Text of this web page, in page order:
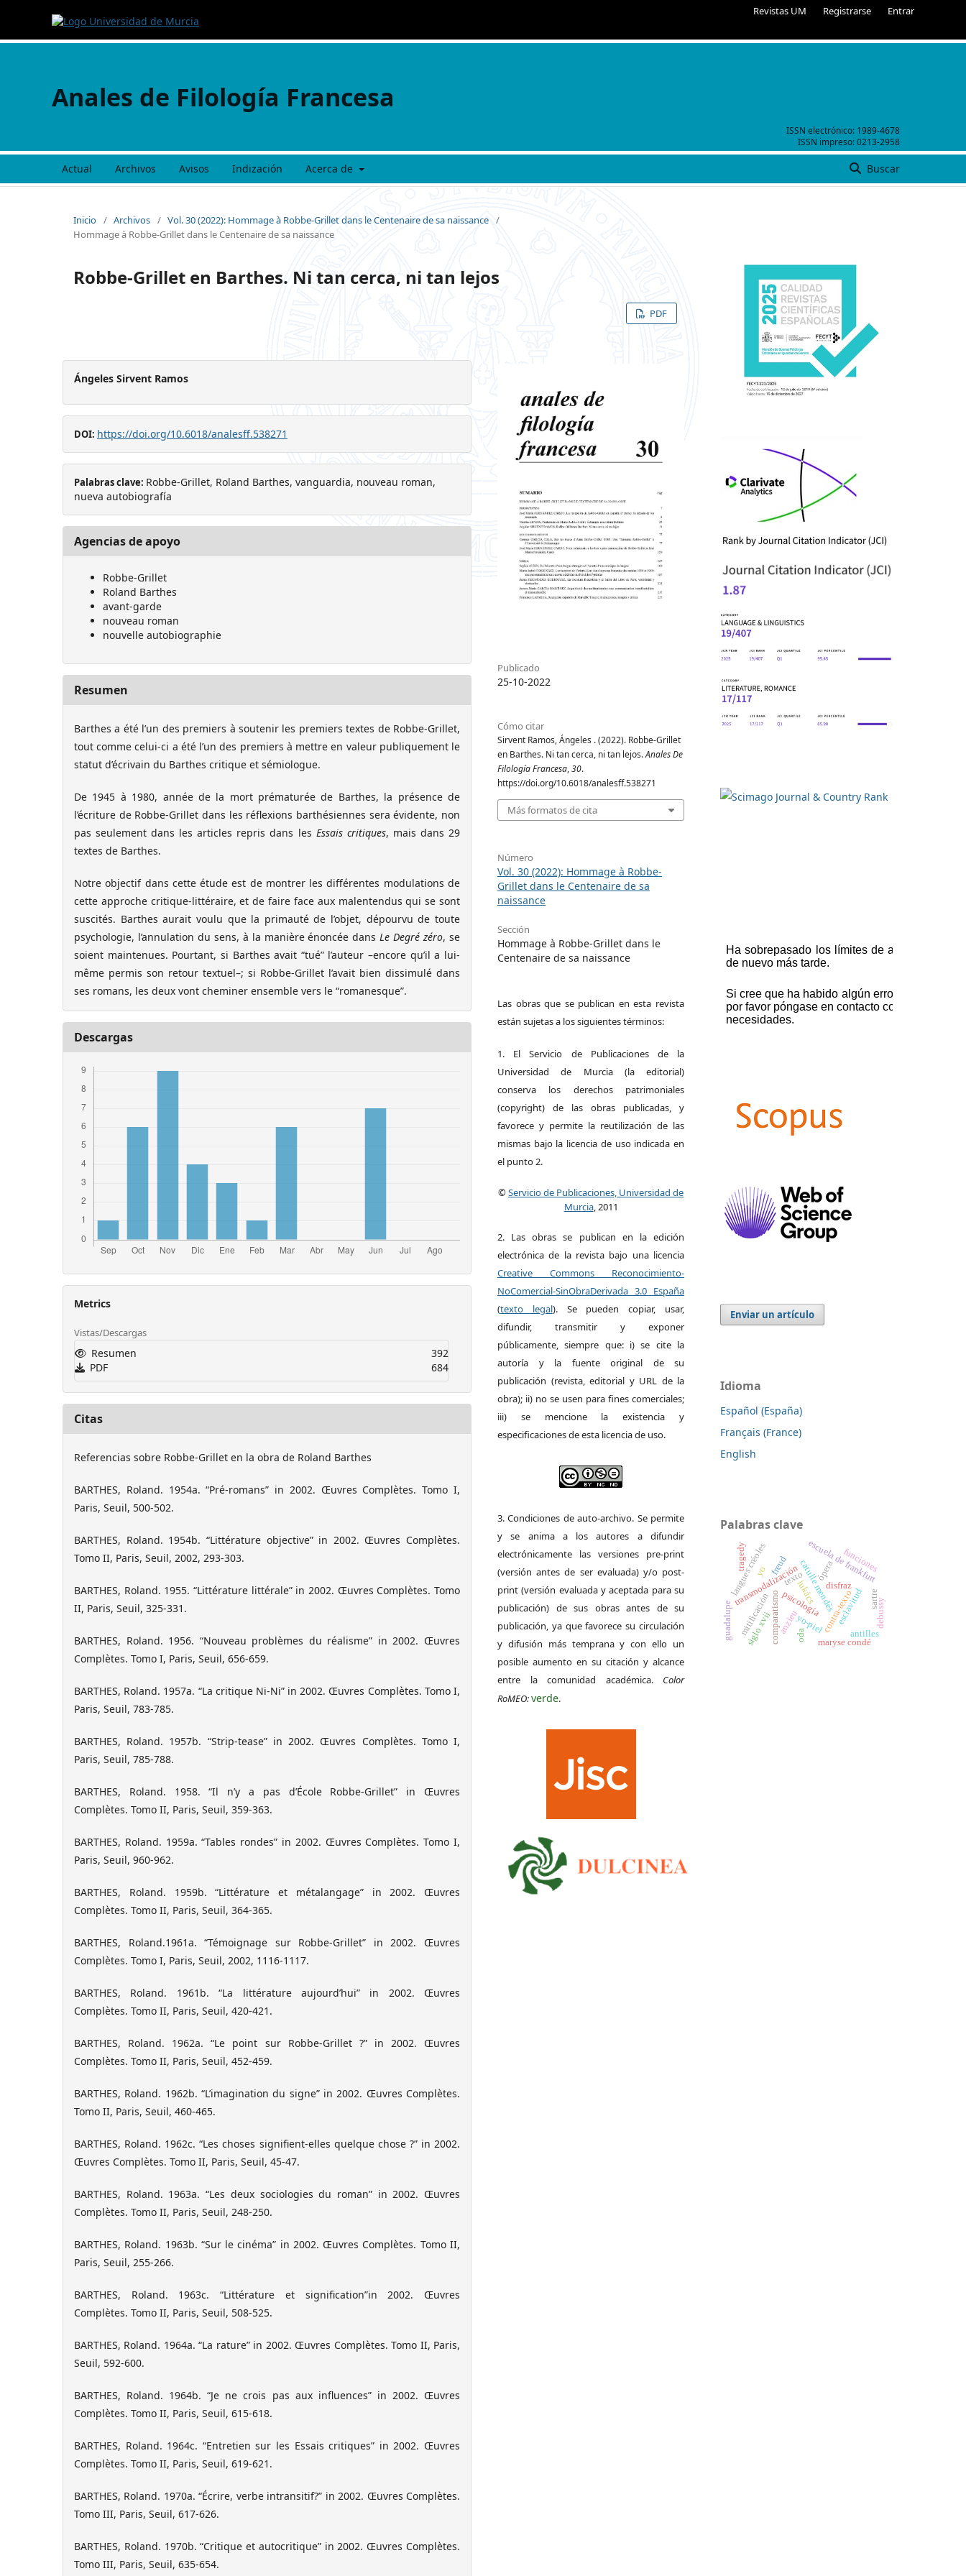
Revistas UM Registrarse Entrar
ISSN electrónico: 1989-4678
ISSN impreso:0213-2958
Anales de Filología Francesa
Actual Archivos Avisos Indización Acerca de Buscar
Inicio / Archivos / Vol. 30 (2022): Hommage à Robbe-Grillet dans le Centenaire de sa naissance /
Hommage à Robbe-Grillet dans le Centenaire de sa naissance
Robbe-Grillet en Barthes. Ni tan cerca, ni tan lejos
PDF
Ángeles Sirvent Ramos
DOI: https://doi.org/10.6018/analesff.538271
Palabras clave: Robbe-Grillet, Roland Barthes, vanguardia, nouveau roman,
nueva autobiografía
Agencias de apoyo
Robbe-Grillet
Roland Barthes
avant-garde
nouveau roman
nouvelle autobiographie
Resumen
Barthes a été l’un des premiers à soutenir les premiers textes de Robbe-Grillet,
tout comme celui-ci a été l’un des premiers à mettre en valeur publiquement le
statut d’écrivain du Barthes critique et sémiologue.
De 1945 à 1980, année de la mort prématurée de Barthes, la présence de
l’écriture de Robbe-Grillet dans les réflexions barthésiennes sera évidente, non
pas seulement dans les articles repris dans les Essais critiques, mais dans 29
textes de Barthes.
Notre objectif dans cette étude est de montrer les différentes modulations de
cette approche critique-littéraire, et de faire face aux malentendus qui se sont
suscités. Barthes aurait voulu que la primauté de l’objet, dépourvu de toute
psychologie, l’annulation du sens, à la manière énoncée dansLe Degré zéro, se
soient maintenues. Pourtant, si Barthes avait “tué” l’auteur –encore qu’il a lui-
même permis son retour textuel–; si Robbe-Grillet l’avait bien dissimulé dans
ses romans, les deux vont cheminer ensemble vers le “romanesque”.
Descargas
Metrics
Vistas/Descargas
Resumen
392
PDF
684
Citas
Referencias sobre Robbe-Grillet en la obra de Roland Barthes
BARTHES, Roland. 1954a. “Pré-romans” in 2002. Œuvres Complètes. Tomo I,
Paris, Seuil, 500-502.
BARTHES, Roland. 1954b. “Littérature objective” in 2002. Œuvres Complètes.
Tomo II, Paris, Seuil, 2002, 293-303.
BARTHES, Roland. 1955. “Littérature littérale” in 2002. Œuvres Complètes. Tomo
II, Paris, Seuil, 325-331.
BARTHES, Roland. 1956. “Nouveau problèmes du réalisme” in 2002. Œuvres
Complètes. Tomo I, Paris, Seuil, 656-659.
BARTHES, Roland. 1957a. “La critique Ni-Ni” in 2002. Œuvres Complètes. Tomo I,
Paris, Seuil, 783-785.
BARTHES, Roland. 1957b. “Strip-tease” in 2002. Œuvres Complètes. Tomo I,
Paris, Seuil, 785-788.
BARTHES, Roland. 1958. “Il n’y a pas d’École Robbe-Grillet” in Œuvres
Complètes. Tomo II, Paris, Seuil, 359-363.
BARTHES, Roland. 1959a. “Tables rondes” in 2002. Œuvres Complètes. Tomo I,
Paris, Seuil, 960-962.
BARTHES, Roland. 1959b. “Littérature et métalangage” in 2002. Œuvres
Complètes. Tomo II, Paris, Seuil, 364-365.
BARTHES, Roland.1961a. “Témoignage sur Robbe-Grillet” in 2002. Œuvres
Complètes. Tomo I, Paris, Seuil, 2002, 1116-1117.
BARTHES, Roland. 1961b. “La littérature aujourd’hui” in 2002. Œuvres
Complètes. Tomo II, Paris, Seuil, 420-421.
BARTHES, Roland. 1962a. “Le point sur Robbe-Grillet ?” in 2002. Œuvres
Complètes. Tomo II, Paris, Seuil, 452-459.
BARTHES, Roland. 1962b. “L’imagination du signe” in 2002. Œuvres Complètes.
Tomo II, Paris, Seuil, 460-465.
BARTHES, Roland. 1962c. “Les choses signifient-elles quelque chose ?” in 2002.
Œuvres Complètes. Tomo II, Paris, Seuil, 45-47.
BARTHES, Roland. 1963a. “Les deux sociologies du roman” in 2002. Œuvres
Complètes. Tomo II, Paris, Seuil, 248-250.
BARTHES, Roland. 1963b. “Sur le cinéma” in 2002. Œuvres Complètes. Tomo II,
Paris, Seuil, 255-266.
BARTHES, Roland. 1963c. “Littérature et signification”in 2002. Œuvres
Complètes. Tomo II, Paris, Seuil, 508-525.
BARTHES, Roland. 1964a. “La rature” in 2002. Œuvres Complètes. Tomo II, Paris,
Seuil, 592-600.
BARTHES, Roland. 1964b. “Je ne crois pas aux influences” in 2002. Œuvres
Complètes. Tomo II, Paris, Seuil, 615-618.
BARTHES, Roland. 1964c. “Entretien sur les Essais critiques” in 2002. Œuvres
Complètes. Tomo II, Paris, Seuil, 619-621.
BARTHES, Roland. 1970a. “Écrire, verbe intransitif?” in 2002. Œuvres Complètes.
Tomo III, Paris, Seuil, 617-626.
BARTHES, Roland. 1970b. “Critique et autocritique” in 2002. Œuvres Complètes.
Tomo III, Paris, Seuil, 635-654.
Publicado
25-10-2022
Cómo citar
Sirvent Ramos, Ángeles . (2022). Robbe-Grillet
en Barthes. Ni tan cerca, ni tan lejos.Anales De
Filología Francesa,30.
https://doi.org/10.6018/analesff.538271
Más formatos de cita
Número
Vol. 30 (2022): Hommage à Robbe-
Grillet dans le Centenaire de sa
naissance
Sección
Hommage à Robbe-Grillet dans le
Centenaire de sa naissance
Las obras que se publican en esta revista
están sujetas a los siguientes términos:
1. El Servicio de Publicaciones de la
Universidad de Murcia (la editorial)
conserva los derechos patrimoniales
(copyright) de las obras publicadas, y
favorece y permite la reutilización de las
mismas bajo la licencia de uso indicada en
el punto 2.
©Servicio de Publicaciones, Universidad de
Murcia, 2011
2. Las obras se publican en la edición
electrónica de la revista bajo una licencia
Creative Commons Reconocimiento-
NoComercial-SinObraDerivada 3.0 España
(texto legal). Se pueden copiar, usar,
difundir, transmitir y exponer
públicamente, siempre que: i) se cite la
autoría y la fuente original de su
publicación (revista, editorial y URL de la
obra); ii) no se usen para fines comerciales;
iii) se mencione la existencia y
especificaciones de esta licencia de uso.
3. Condiciones de auto-archivo. Se permite
y se anima a los autores a difundir
electrónicamente las versiones pre-print
(versión antes de ser evaluada) y/o post-
print (versión evaluada y aceptada para su
publicación) de sus obras antes de su
publicación, ya que favorece su circulación
y difusión más temprana y con ello un
posible aumento en su citación y alcance
entre la comunidad académica. Color
RoMEO:verde.
Enviar un artículo
Idioma
Español (España)
Français (France)
English
Palabras clave
catulle mendès
comparatismo
transmodalización
contra-texto
texto
psicología
mitificación yo-piel
anzieu
freud
yo
esclavitud
ópera
oda
escuela de frankfurt
funciones
disfraz
antilles
langues créoles lukács sartre
siglo xvii maryse condé
guadalupe
tragedy
debussy